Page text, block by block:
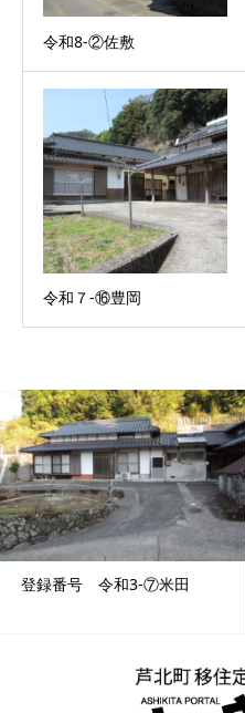
令和8-②佐敷
令和７-⑯豊岡
登録番号令和2-③湯浦